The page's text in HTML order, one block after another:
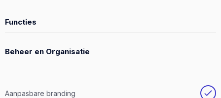
Functies
Beheer en Organisatie
Aanpasbare branding